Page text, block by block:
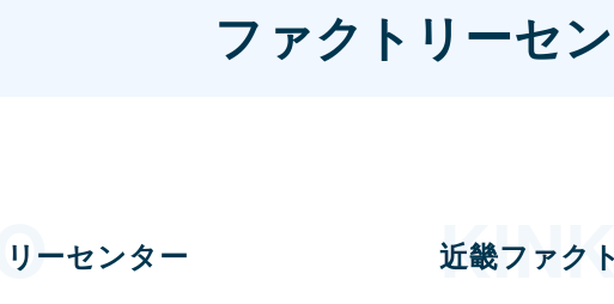
ファクトリーセ
ーセンター 近畿ファク